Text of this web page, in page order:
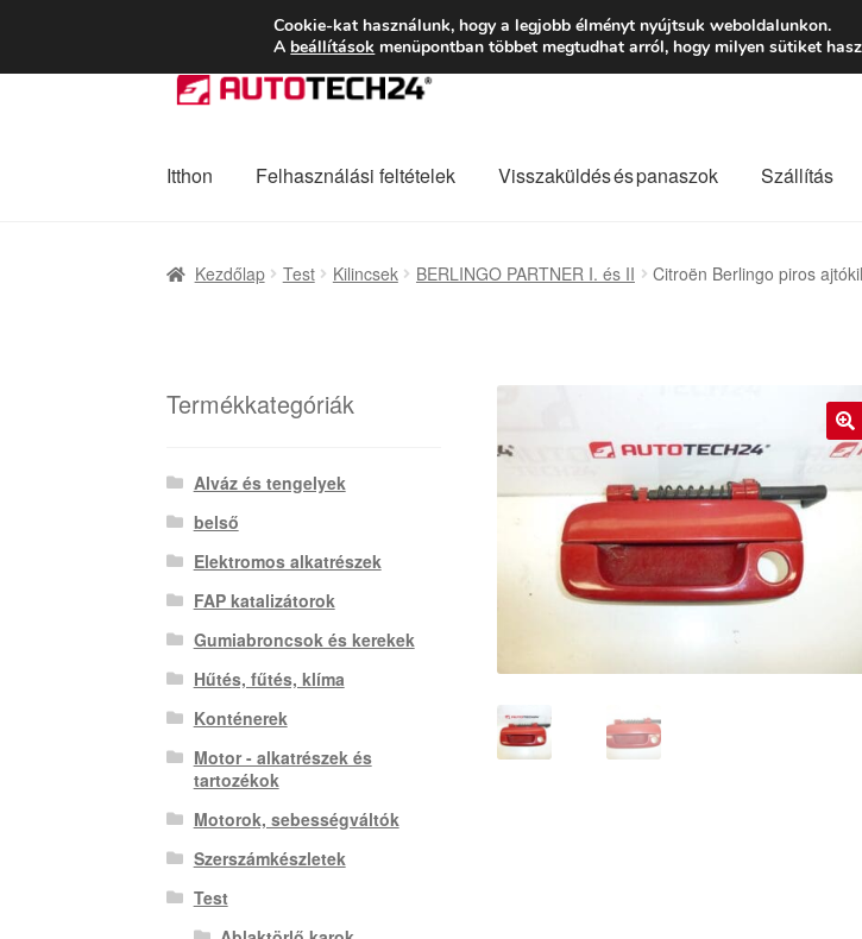
SZÁLLÍTÁS 2618 Ft-tól
Ugrás
a
Kilépés
a
Itthon Felhasználási feltételek Visszaküldés és panaszok Szállítás
Kezdőlap Test Kilincsek BERLINGO PARTNER I. és II Citroën Berlingo piros
🔍
Termékkategóriák
Alváz és tengelyek
belső
Elektromos alkatrészek
FAP katalizátorok
Gumiabroncsok és kerekek
Hűtés, fűtés, klíma
Konténerek
Motor - alkatrészek és
tartozékok
Motorok, sebességváltók
Szerszámkészletek
Test
Cookie-kat használunk, hogy a legjobb élményt nyújtsuk weboldalunkon.
A beállítások menüpontban többet megtudhat arról, hogy milyen sütiket